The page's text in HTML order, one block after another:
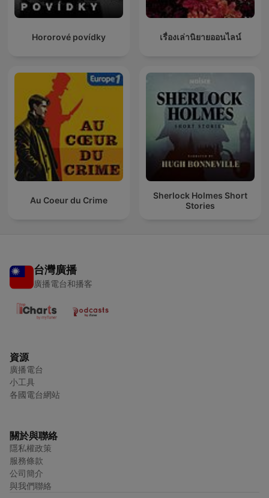
Hororové povídky เรื่องเล่านิยายออนไลน์
Au Coeur du Crime
Sherlock Holmes Short
Stories
台灣廣播
廣播電台和播客
資源
廣播電台
小工具
各國電台網站
關於與聯絡
隱私權政策
服務條款
公司簡介
與我們聯絡